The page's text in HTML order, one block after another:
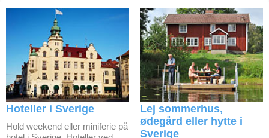
Hoteller i Sverige
Hold weekend eller miniferie på
Lej sommerhus,
ødegård eller hytte i
Sverige